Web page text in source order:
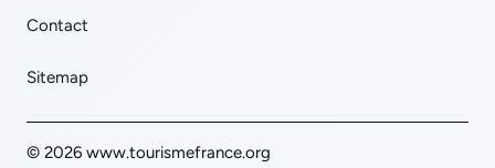
Contact
Sitemap
© 2026 www.tourismefrance.org